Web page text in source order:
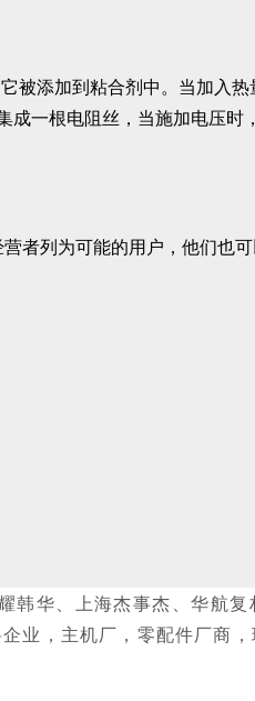
被添加到粘合剂中。当加入
成一根电阻丝，当施加电压时
者列为可能的用户，他们也
韩华、上海杰事杰、华航
业，主机厂，零配件厂商